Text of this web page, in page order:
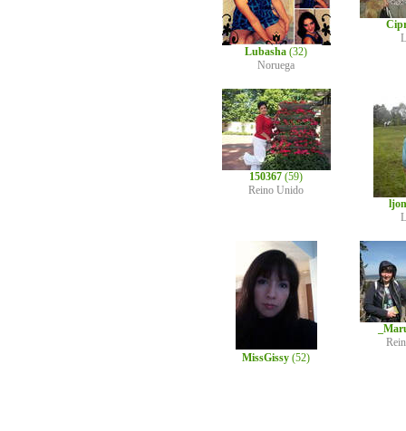
Lubasha (32)
Noruega
150367 (59)
Reino Unido
MissGissy (52)